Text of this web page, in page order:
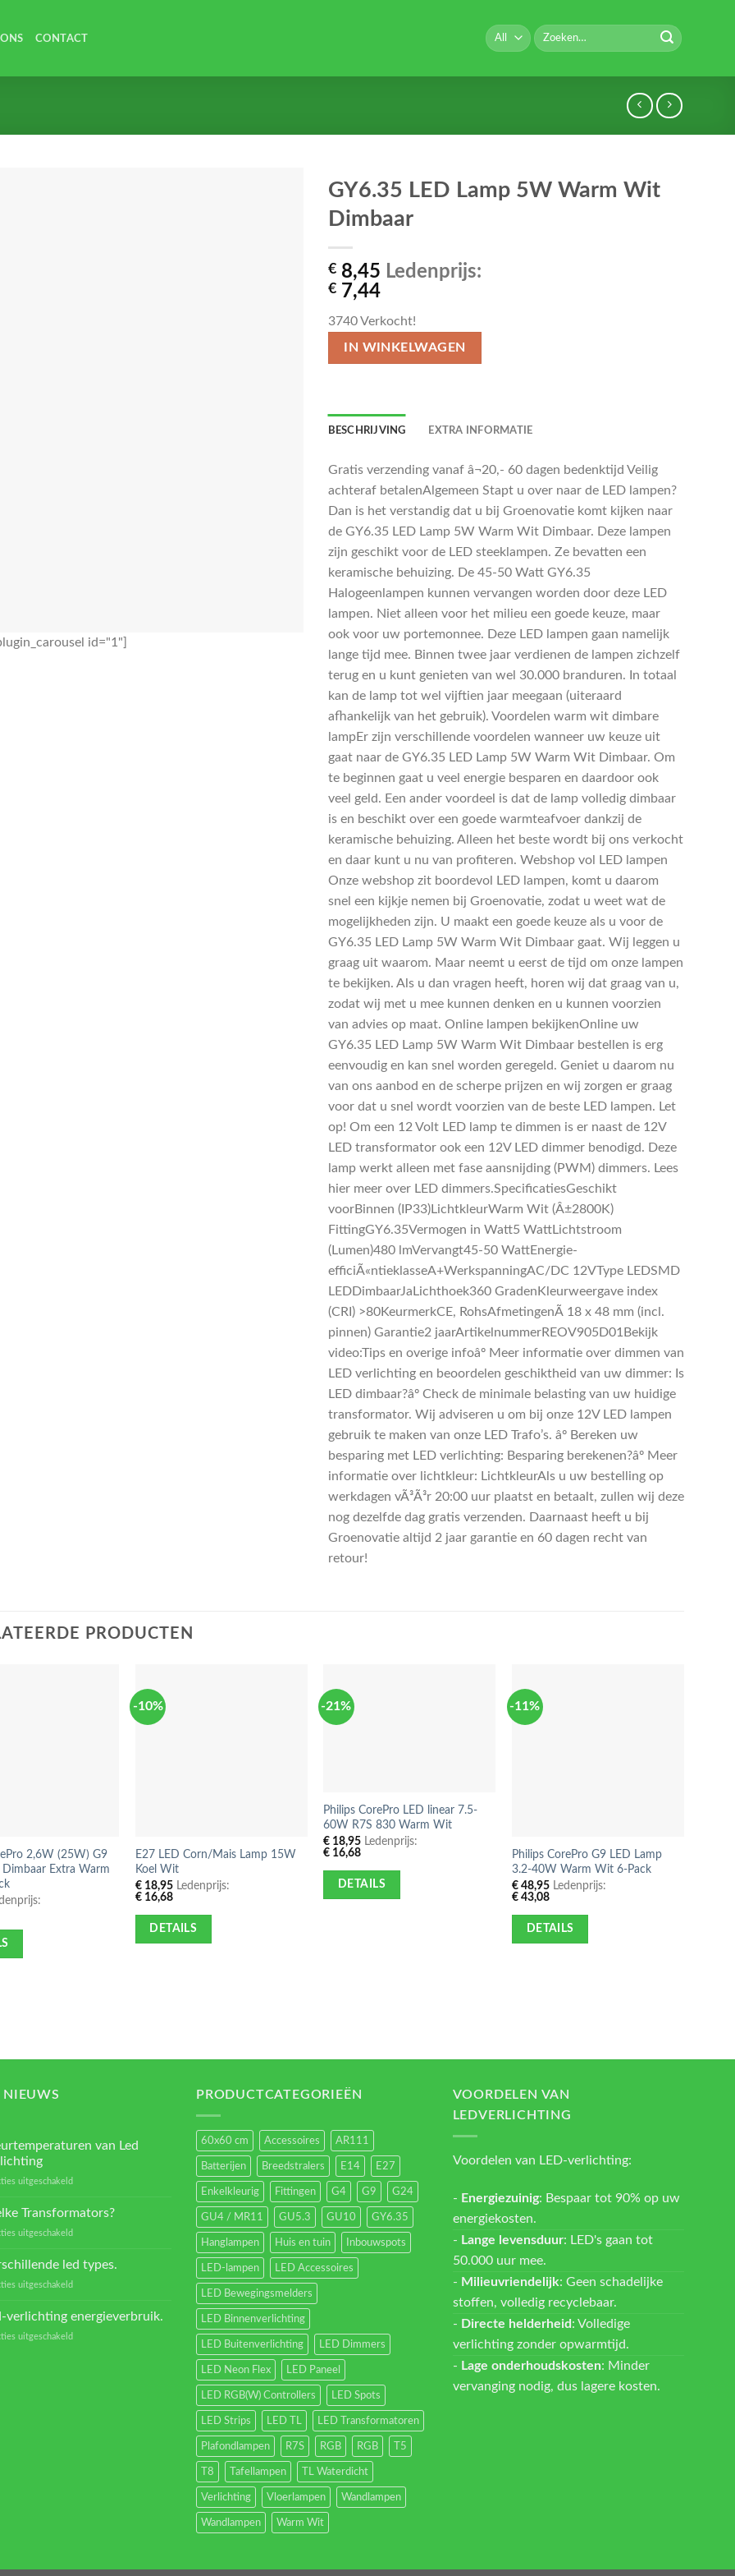
CONTACT
Zoeken
naar:
id="1"]
GY6.35 LED Lamp 5W Warm Wit
Dimbaar
€8,45 Ledenprijs:
€7,44
3740 Verkocht!
IN WINKELWAGEN
BESCHRIJVING EXTRA INFORMATIE
Gratis verzending vanaf â¬20,- 60 dagen bedenktijd Veilig
achteraf betalenAlgemeen Stapt u over naar de LED lampen?
Dan is het verstandig dat u bij Groenovatie komt kijken naar
de GY6.35 LED Lamp 5W Warm Wit Dimbaar. Deze lampen
zijn geschikt voor de LED steeklampen. Ze bevatten een
keramische behuizing. De 45-50 Watt GY6.35
Halogeenlampen kunnen vervangen worden door deze LED
lampen. Niet alleen voor het milieu een goede keuze, maar
ook voor uw portemonnee. Deze LED lampen gaan namelijk
lange tijd mee. Binnen twee jaar verdienen de lampen zichzelf
terug en u kunt genieten van wel 30.000 branduren. In totaal
kan de lamp tot wel vijftien jaar meegaan (uiteraard
afhankelijk van het gebruik). Voordelen warm wit dimbare
lampEr zijn verschillende voordelen wanneer uw keuze uit
gaat naar de GY6.35 LED Lamp 5W Warm Wit Dimbaar. Om
te beginnen gaat u veel energie besparen en daardoor ook
veel geld. Een ander voordeel is dat de lamp volledig dimbaar
is en beschikt over een goede warmteafvoer dankzij de
keramische behuizing. Alleen het beste wordt bij ons verkocht
en daar kunt u nu van profiteren. Webshop vol LED lampen
Onze webshop zit boordevol LED lampen, komt u daarom
snel een kijkje nemen bij Groenovatie, zodat u weet wat de
mogelijkheden zijn. U maakt een goede keuze als u voor de
GY6.35 LED Lamp 5W Warm Wit Dimbaar gaat. Wij leggen u
graag uit waarom. Maar neemt u eerst de tijd om onze lampen
te bekijken. Als u dan vragen heeft, horen wij dat graag van u,
zodat wij met u mee kunnen denken en u kunnen voorzien
van advies op maat. Online lampen bekijkenOnline uw
GY6.35 LED Lamp 5W Warm Wit Dimbaar bestellen is erg
eenvoudig en kan snel worden geregeld. Geniet u daarom nu
van ons aanbod en de scherpe prijzen en wij zorgen er graag
voor dat u snel wordt voorzien van de beste LED lampen. Let
op! Om een 12 Volt LED lamp te dimmen is er naast de 12V
LED transformator ook een 12V LED dimmer benodigd. Deze
lamp werkt alleen met fase aansnijding (PWM) dimmers. Lees
hier meer over LED dimmers.SpecificatiesGeschikt
voorBinnen (IP33)LichtkleurWarm Wit (Â±2800K)
FittingGY6.35Vermogen in Watt5 WattLichtstroom
(Lumen)480 lmVervangt45-50 WattEnergie-
efficiÃ«ntieklasseA+WerkspanningAC/DC 12VType LEDSMD
LEDDimbaarJaLichthoek360 GradenKleurweergave index
(CRI) >80KeurmerkCE, RohsAfmetingenÃ 18 x 48 mm (incl.
pinnen) Garantie2 jaarArtikelnummerREOV905D01Bekijk
video:Tips en overige infoâº Meer informatie over dimmen van
LED verlichting en beoordelen geschiktheid van uw dimmer: Is
LED dimbaar?âº Check de minimale belasting van uw huidige
transformator. Wij adviseren u om bij onze 12V LED lampen
gebruik te maken van onze LED Trafo’s. âº Bereken uw
besparing met LED verlichting: Besparing berekenen?âº Meer
informatie over lichtkleur: LichtkleurAls u uw bestelling op
werkdagen vÃ³Ã³r 20:00 uur plaatst en betaalt, zullen wij deze
nog dezelfde dag gratis verzenden. Daarnaast heeft u bij
Groenovatie altijd 2 jaar garantie en 60 dagen recht van
retour!
PRODUCTEN
2,6W (25W) G9
Dimbaar Extra Warm
-10%
E27 LED Corn/Mais Lamp 15W
Koel Wit
€18,95Ledenprijs:
€16,68
DETAILS
-21%
Philips CorePro LED linear 7.5-
60W R7S 830 Warm Wit
€ 18,95 Ledenprijs:
€ 16,68
DETAILS
-11%
Philips CorePro G9 LED Lamp
3.2-40W Warm Wit 6-Pack
€ 48,95 Ledenprijs:
€ 43,08
DETAILS
NIEUWS
van Led
uitgeschakeldvoor
verlichting
Transformators?
uitgeschakeldvoor
Transformators?
led types.
uitgeschakeldvoor
verlichting energieverbruik.
uitgeschakeldvoor
PRODUCTCATEGORIEËN
60x60 cm Accessoires AR111
Batterijen Breedstralers E14 E27
Enkelkleurig Fittingen G4 G9 G24
GU4 / MR11 GU5.3 GU10 GY6.35
Hanglampen Huis en tuin Inbouwspots
LED-lampen LED Accessoires
LED Bewegingsmelders
LED Binnenverlichting
LED Buitenverlichting LED Dimmers
LED Neon Flex LED Paneel
LED RGB(W) Controllers LED Spots
LED Strips LED TL LED Transformatoren
Plafondlampen R7S RGB RGB T5
T8 Tafellampen TL Waterdicht
Verlichting Vloerlampen Wandlampen
Wandlampen Warm Wit
VOORDELEN VAN
LEDVERLICHTING
Voordelen van LED-verlichting:
- Energiezuinig: Bespaar tot 90% op uw
energiekosten.
- Lange levensduur: LED's gaan tot
50.000 uur mee.
- Milieuvriendelijk: Geen schadelijke
stoffen, volledig recyclebaar.
- Directe helderheid : Volledige
verlichting zonder opwarmtijd.
- Lage onderhoudskosten: Minder
vervanging nodig, dus lagere kosten.